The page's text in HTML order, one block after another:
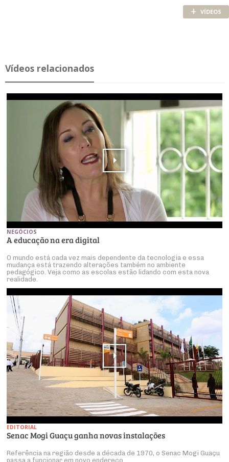
+ VÍDEOS
Ví­deos re­la­ci­o­nados
NEGÓCIOS
A educação na era digital
O mundo está cada vez mais dependente da tecnologia e essa
mudança está trazendo alterações também no ambiente
pedagógico. Veja como as escolas estão lidando com esta nova
realidade.
EDITORIAL
Senac Mogi Guaçu ganha novas instalações
Referência na região desde a década de 1970, o Senac Mogi Guaçu
passa a funcionar em novo endereço.